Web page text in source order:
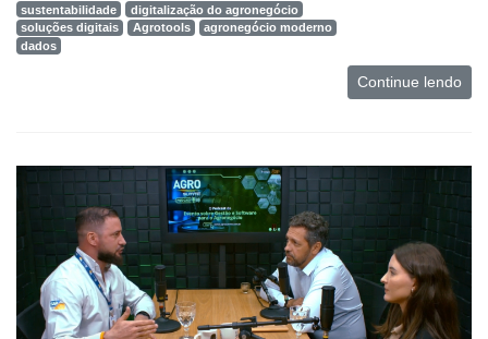
sustentabilidade
digitalização do agronegócio
soluções digitais
Agrotools
agronegócio moderno
dados
Continue lendo